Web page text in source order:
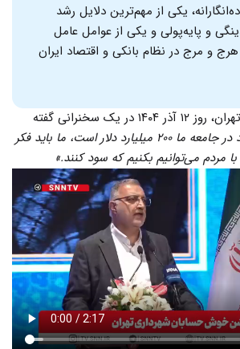
یکی از مهم‌ترین دلایل رشد
و پایه‌پولی و یکی از عوامل عامل
و مرج در نظام بانکی و اقتصاد ایران
علیرضا زاکانی، شهردار تهران، روز ۱۲ آذر ۱۴۰۴ در یک سخنرانی گفته
«نقدینگی موجود در جامعه ما ۲۰۰ میلیارد دلار است، ما باید فکر
مردم می‌توانیم بکنیم که سود کنند.»